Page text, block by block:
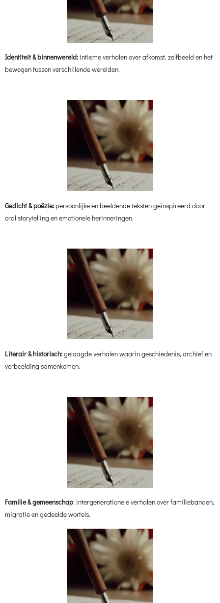
Identiteit & binnenwereld: intieme verhalen over afkomst, zelfbeeld en het
bewegen tussen verschillende werelden.
Gedicht & poëzie:persoonlijke en beeldende teksten geïnspireerd door
oral storytelling en emotionele herinneringen.
Literair & historisch:gelaagde verhalen waarin geschiedenis, archief en
verbeelding samenkomen.
Familie & gemeenschap: intergenerationele verhalen over familiebanden,
migratie en gedeelde wortels.